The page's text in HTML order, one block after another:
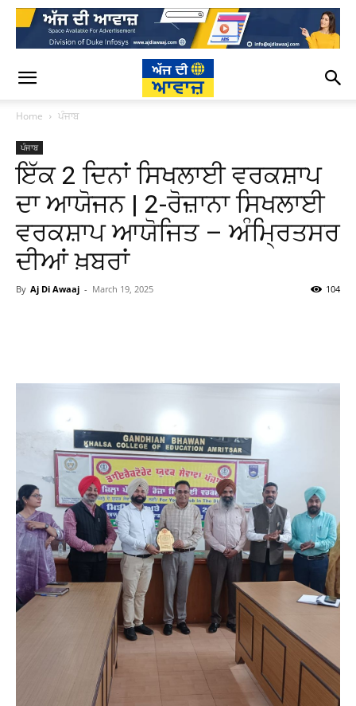
Home ਪੰਜਾਬ
ਪੰਜਾਬ
ਇੱਕ 2 ਦਿਨਾਂ ਸਿਖਲਾਈ ਵਰਕਸ਼ਾਪ
ਦਾ ਆਯੋਜਨ | 2-ਰੋਜ਼ਾਨਾ ਸਿਖਲਾਈ
ਵਰਕਸ਼ਾਪ ਆਯੋਜਿਤ – ਅੰਮ੍ਰਿਤਸਰ
ਦੀਆਂ ਖ਼ਬਰਾਂ
By Aj Di Awaaj - March 19, 2025 104